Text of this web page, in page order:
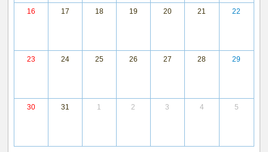
16 17 18 19 20 21 22
23 24 25 26 27 28 29
30 31 1 2 3 4 5